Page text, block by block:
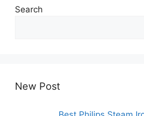
Search
New Post